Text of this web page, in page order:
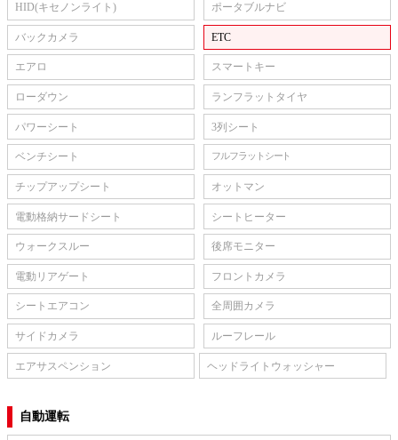
HID(キセノンライト) ポータブルナビ
バックカメラ ETC
エアロ スマートキー
ローダウン ランフラットタイヤ
パワーシート 3列シート
ベンチシート フルフラットシート
チップアップシート オットマン
電動格納サードシート シートヒーター
ウォークスルー 後席モニター
電動リアゲート フロントカメラ
シートエアコン 全周囲カメラ
サイドカメラ ルーフレール
エアサスペンション ヘッドライトウォッシャー
自動運転